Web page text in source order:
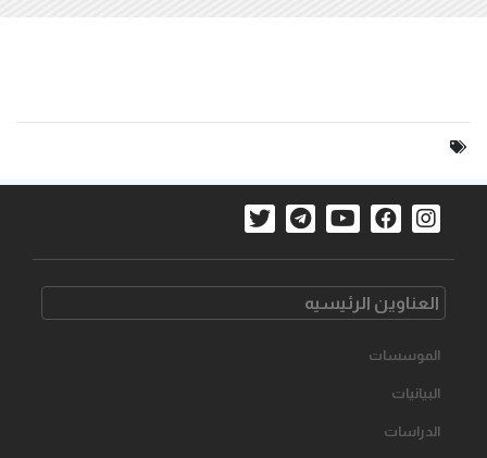
العناوین الرئیسیه
الموسسات
البیانیات
الدراسات